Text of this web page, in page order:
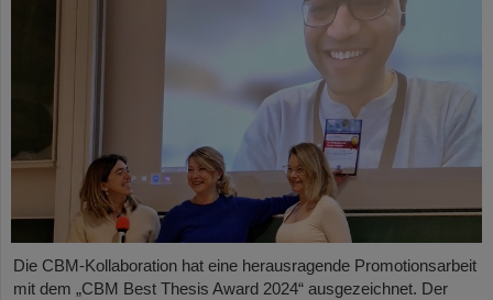
Die CBM-Kollaboration hat eine herausragende Promotionsarbeit
mit dem „CBM Best Thesis Award 2024“ ausgezeichnet. Der